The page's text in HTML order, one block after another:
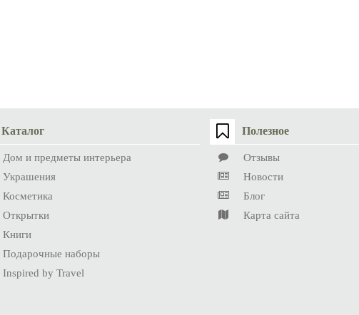
Каталог
Дом и предметы интерьера
Украшения
Косметика
Открытки
Книги
Подарочные наборы
Inspired by Travel
Полезное
Отзывы
Новости
Блог
Карта сайта